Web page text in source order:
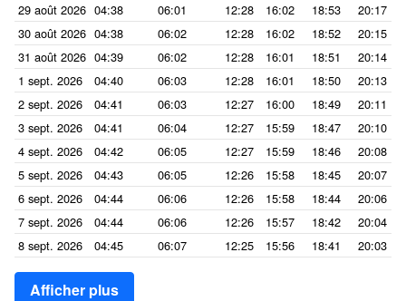
29 août 2026 04:38 06:01 12:28 16:02 18:53
20:17
30 août 2026 04:38 06:02 12:28 16:02 18:52
20:15
31 août 2026 04:39 06:02 12:28 16:01 18:51
20:14
1 sept. 2026
04:40 06:03 12:28 16:01 18:50
20:13
2 sept. 2026
04:41 06:03 12:27 16:00 18:49
20:11
3 sept. 2026
04:41 06:04 12:27 15:59 18:47
20:10
4 sept. 2026
04:42 06:05 12:27 15:59 18:46
20:08
5 sept. 2026
04:43 06:05 12:26 15:58 18:45
20:07
6 sept. 2026
04:44 06:06 12:26 15:58 18:44
20:06
7 sept. 2026
04:44 06:06 12:26 15:57 18:42
20:04
8 sept. 2026
04:45 06:07 12:25 15:56 18:41 20:03
Afficher plus